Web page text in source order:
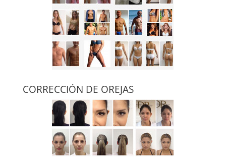
CORRECCIÓN DE OREJAS